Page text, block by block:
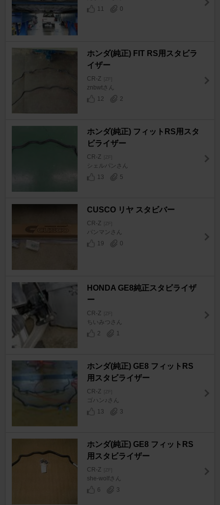
11
0
ホンダ(純正) FIT RS用スタビラ
イザー
CR-Z [ZF]
znbwtさん
12
2
ホンダ(純正) フィットRS用スタ
ビライザー
CR-Z [ZF]
シェルパンさん
13
5
CUSCO リヤ スタビバー
CR-Z [ZF]
パンマンさん
19
0
HONDA GE8純正スタビライザ
ー
CR-Z [ZF]
ちいみつさん
2
1
ホンダ(純正) GE8 フィットRS
用スタビライザー
CR-Z [ZF]
ゴハン♪さん
13
3
ホンダ(純正) GE8 フィットRS
用スタビライザー
CR-Z [ZF]
she-wolfさん
6
3